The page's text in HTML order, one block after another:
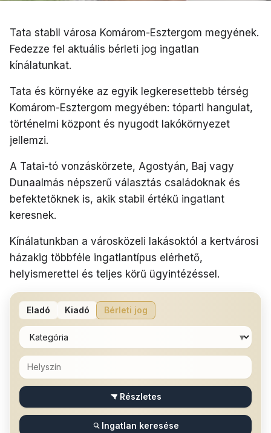
Tata stabil városa Komárom-Esztergom megyének.
Fedezze fel aktuális bérleti jog ingatlan
kínálatunkat.
Tata és környéke az egyik legkeresettebb térség
Komárom-Esztergom megyében: tóparti hangulat,
történelmi központ és nyugodt lakókörnyezet
jellemzi.
A Tatai-tó vonzáskörzete, Agostyán, Baj vagy
Dunaalmás népszerű választás családoknak és
befektetőknek is, akik stabil értékű ingatlant
keresnek.
Kínálatunkban a városközeli lakásoktól a kertvárosi
házakig többféle ingatlantípus elérhető,
helyismerettel és teljes körű ügyintézéssel.
Eladó Kiadó Bérleti jog
▾
Részletes
Ingatlan keresése